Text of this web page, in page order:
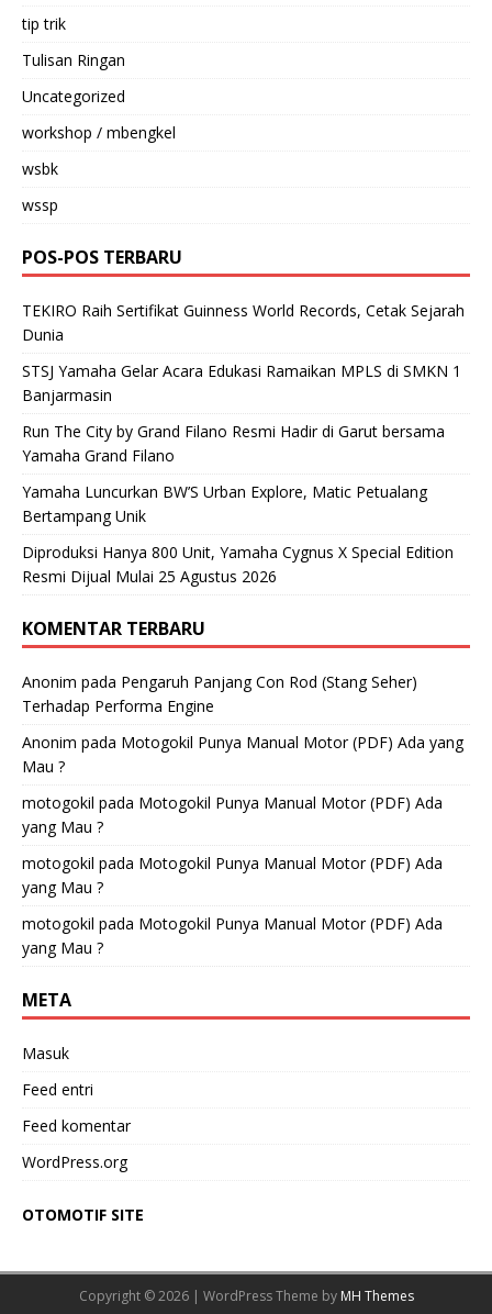
tip trik
Tulisan Ringan
Uncategorized
workshop / mbengkel
wsbk
wssp
POS-POS TERBARU
TEKIRO Raih Sertifikat Guinness World Records, Cetak Sejarah
Dunia
STSJ Yamaha Gelar Acara Edukasi Ramaikan MPLS di SMKN 1
Banjarmasin
Run The City by Grand Filano Resmi Hadir di Garut bersama
Yamaha Grand Filano
Yamaha Luncurkan BW’S Urban Explore, Matic Petualang
Bertampang Unik
Diproduksi Hanya 800 Unit, Yamaha Cygnus X Special Edition
Resmi Dijual Mulai 25 Agustus 2026
KOMENTAR TERBARU
Anonim pada Pengaruh Panjang Con Rod (Stang Seher)
Terhadap Performa Engine
Anonim pada Motogokil Punya Manual Motor (PDF) Ada yang
Mau ?
motogokil pada Motogokil Punya Manual Motor (PDF) Ada
yang Mau ?
motogokil pada Motogokil Punya Manual Motor (PDF) Ada
yang Mau ?
motogokil pada Motogokil Punya Manual Motor (PDF) Ada
yang Mau ?
META
Masuk
Feed entri
Feed komentar
WordPress.org
OTOMOTIF SITE
Copyright © 2026 | WordPress Theme by MH Themes